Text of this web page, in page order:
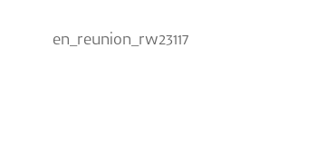
en_reunion_rw23117